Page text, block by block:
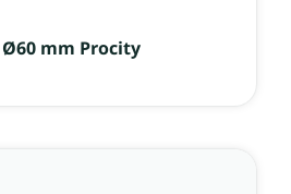
mm Procity